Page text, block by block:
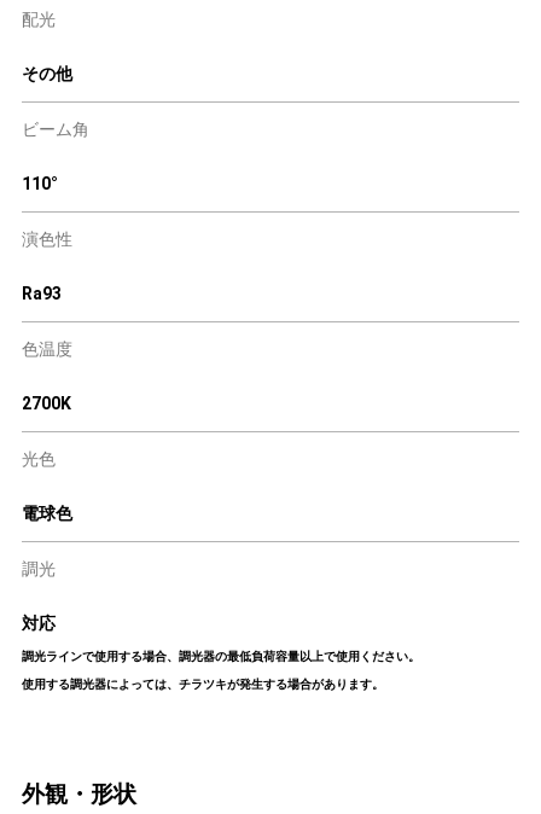
配光
その他
ビーム角
110°
演色性
Ra93
色温度
2700K
光色
電球色
調光
対応
調光ラインで使用する場合、調光器の最低負荷容量以上で使用ください。
使用する調光器によっては、チラツキが発生する場合があります。
外観・形状